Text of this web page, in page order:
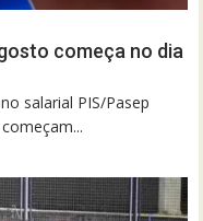
começa no dia
salarial PIS/Pasep